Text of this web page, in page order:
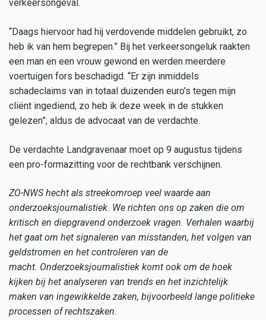
verkeersongeval.
“Daags hiervoor had hij verdovende middelen gebruikt, zo
heb ik van hem begrepen.” Bij het verkeersongeluk raakten
een man en een vrouw gewond en werden meerdere
voertuigen fors beschadigd. “Er zijn inmiddels
schadeclaims van in totaal duizenden euro’s tegen mijn
cliënt ingediend, zo heb ik deze week in de stukken
gelezen”, aldus de advocaat van de verdachte.
De verdachte Landgravenaar moet op 9 augustus tijdens
een pro-formazitting voor de rechtbank verschijnen.
ZO-NWS hecht als streekomroep veel waarde aan
onderzoeksjournalistiek. We richten ons op zaken die om
kritisch en diepgravend onderzoek vragen. Verhalen waarbij
het gaat om het signaleren van misstanden, het volgen van
geldstromen en het controleren van de
macht. Onderzoeksjournalistiek komt ook om de hoek
kijken bij het analyseren van trends en het inzichtelijk
maken van ingewikkelde zaken, bijvoorbeeld lange politieke
processen of rechtszaken.